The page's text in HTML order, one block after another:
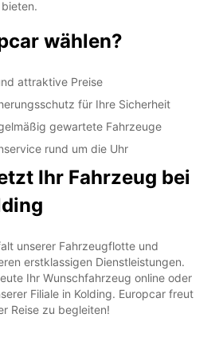
wählen?
attraktive Preise
für Ihre Sicherheit
gewartete Fahrzeuge
rund um die Uhr
Ihr Fahrzeug bei
unserer Fahrzeugflotte und
erstklassigen Dienstleistungen.
Ihr Wunschfahrzeug online oder
Filiale in Kolding. Europcar freut
Reise zu begleiten!